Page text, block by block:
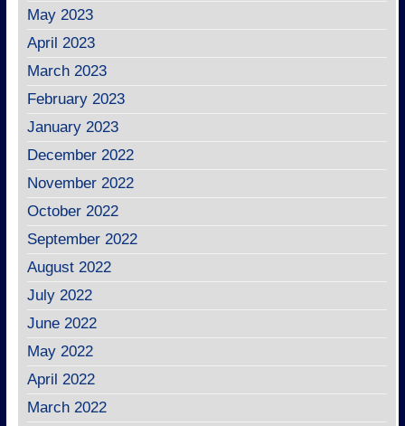
May 2023
April 2023
March 2023
February 2023
January 2023
December 2022
November 2022
October 2022
September 2022
August 2022
July 2022
June 2022
May 2022
April 2022
March 2022